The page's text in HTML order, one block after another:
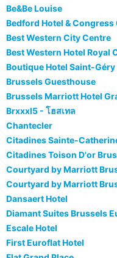
Be&Be Louise
Bedford Hotel & Congress
Best Western City Centre
Best Western Hotel Royal
Boutique Hotel Saint-Géry
Brussels Guesthouse
Brussels Marriott Hotel
Brxxxl5 - โฮสเทล
Chantecler
Citadines Sainte-
Citadines Toison D'or
Courtyard by Marriott
Courtyard by Marriott
Dansaert Hotel
Diamant Suites Brussels
Escale Hotel
First Euroflat Hotel